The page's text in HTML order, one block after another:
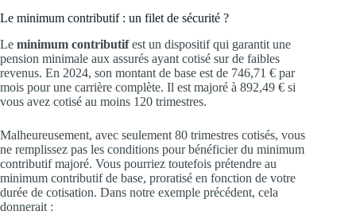
Le minimum contributif : un filet de sécurité ?
Le minimum contributifest un dispositif qui garantit une
pension minimale aux assurés ayant cotisé sur de faibles
revenus. En 2024, son montant de base est de 746,71 € par
mois pour une carrière complète. Il est majoré à 892,49 € si
vous avez cotisé au moins 120 trimestres.
Malheureusement, avec seulement 80 trimestres cotisés, vous
ne remplissez pas les conditions pour bénéficier du minimum
contributif majoré. Vous pourriez toutefois prétendre au
minimum contributif de base, proratisé en fonction de votre
durée de cotisation. Dans notre exemple précédent, cela
donnerait :